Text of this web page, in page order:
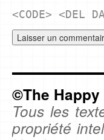
<CODE> <DEL
©The
Tous les
propriété